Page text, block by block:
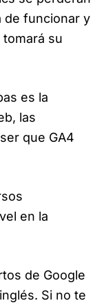
de funcionar y
su
es la
las
que GA4
en la
de Google
Si no te